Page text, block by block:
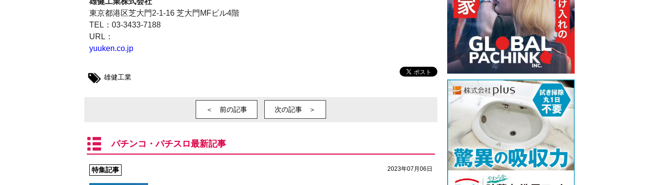
東京都港区芝大門2-1-16 芝大門MFビル4階
TEL：03-3433-7188
URL：
yuuken.co.jp
雄健工業
＜ 前の記事 次の記事 ＞
パチンコ・パチスロ最新記事
2023年07月06日
特集記事